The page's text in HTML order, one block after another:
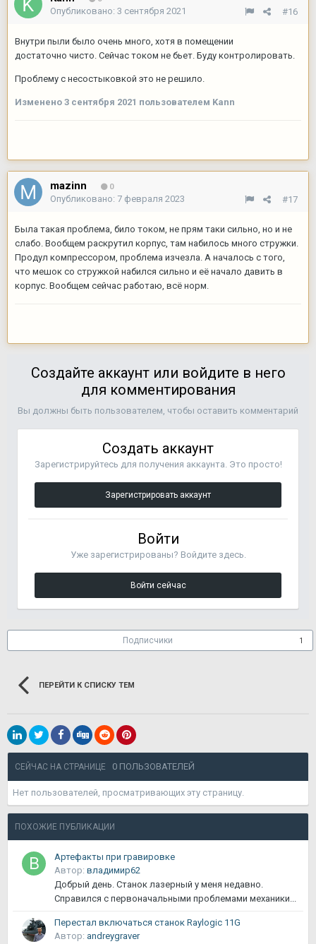
#16
Опубликовано: 3 сентября 2021
Внутри пыли было очень много, хотя в помещении
достаточно чисто. Сейчас током не бьет. Буду контролировать.
Проблему с несостыковкой это не решило.
Изменено 3 сентября 2021 пользователем Kann
mazinn 0
#17
Опубликовано: 7 февраля 2023
Была такая проблема, било током, не прям таки сильно, но и не
слабо. Вообщем раскрутил корпус, там набилось много стружки.
Продул компрессором, проблема изчезла. А началось с того,
что мешок со стружкой набился сильно и её начало давить в
корпус. Вообщем сейчас работаю, всё норм.
Создайте аккаунт или войдите в него
для комментирования
Вы должны быть пользователем, чтобы оставить комментарий
Создать аккаунт
Зарегистрируйтесь для получения аккаунта. Это просто!
Зарегистрировать аккаунт
Войти
Уже зарегистрированы? Войдите здесь.
Войти сейчас
Подписчики 1
ПЕРЕЙТИ К СПИСКУ ТЕМ
СЕЙЧАС НА СТРАНИЦЕ 0 ПОЛЬЗОВАТЕЛЕЙ
Нет пользователей, просматривающих эту страницу.
ПОХОЖИЕ ПУБЛИКАЦИИ
Артефакты при гравировке
Автор: владимир62
Добрый день. Станок лазерный у меня недавно.
Справился с первоначальными проблемами механики...
Перестал включаться станок Raylogic 11G
Автор: andreygraver